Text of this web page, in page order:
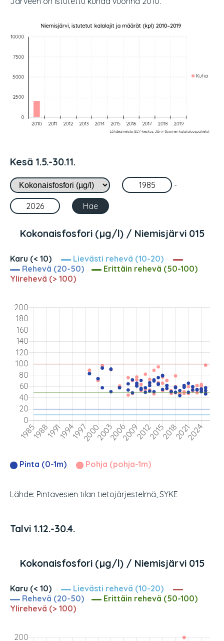
Kesä 1.5.-30.11.
-
Kokonaisfosfori (µg/l) / Niemisjärvi 015
Karu (< 10)
Lievästi rehevä (10-20)
Rehevä (20-50)
Erittäin rehevä (50-100)
Ylirehevä (> 100)
Pinta (0-1m) Pohja (pohja-1m)
Lähde: Pintavesien tilan tietojärjestelmä, SYKE
Talvi 1.12.-30.4.
Kokonaisfosfori (µg/l) / Niemisjärvi 015
Karu (< 10)
Lievästi rehevä (10-20)
Rehevä (20-50)
Erittäin rehevä (50-100)
Ylirehevä (> 100)